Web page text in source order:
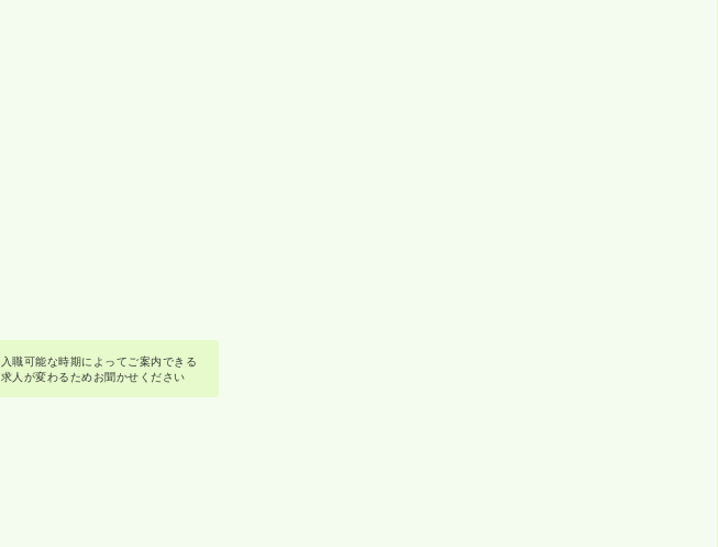
入職可能な時期によってご案内できる
求人が変わるためお聞かせください